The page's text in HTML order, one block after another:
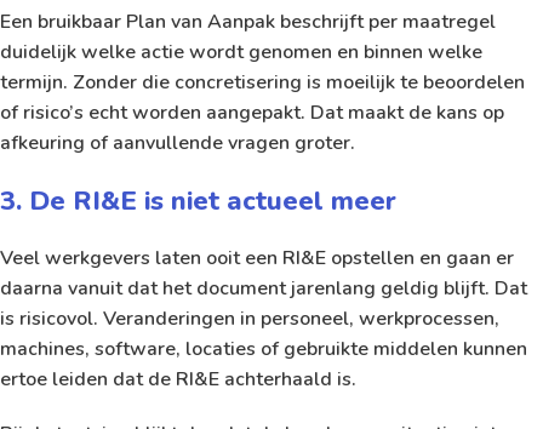
Een bruikbaar Plan van Aanpak beschrijft per maatregel
duidelijk welke actie wordt genomen en binnen welke
termijn. Zonder die concretisering is moeilijk te beoordelen
of risico’s echt worden aangepakt. Dat maakt de kans op
afkeuring of aanvullende vragen groter.
3. De RI&E is niet actueel meer
Veel werkgevers laten ooit een RI&E opstellen en gaan er
daarna vanuit dat het document jarenlang geldig blijft. Dat
is risicovol. Veranderingen in personeel, werkprocessen,
machines, software, locaties of gebruikte middelen kunnen
ertoe leiden dat de RI&E achterhaald is.